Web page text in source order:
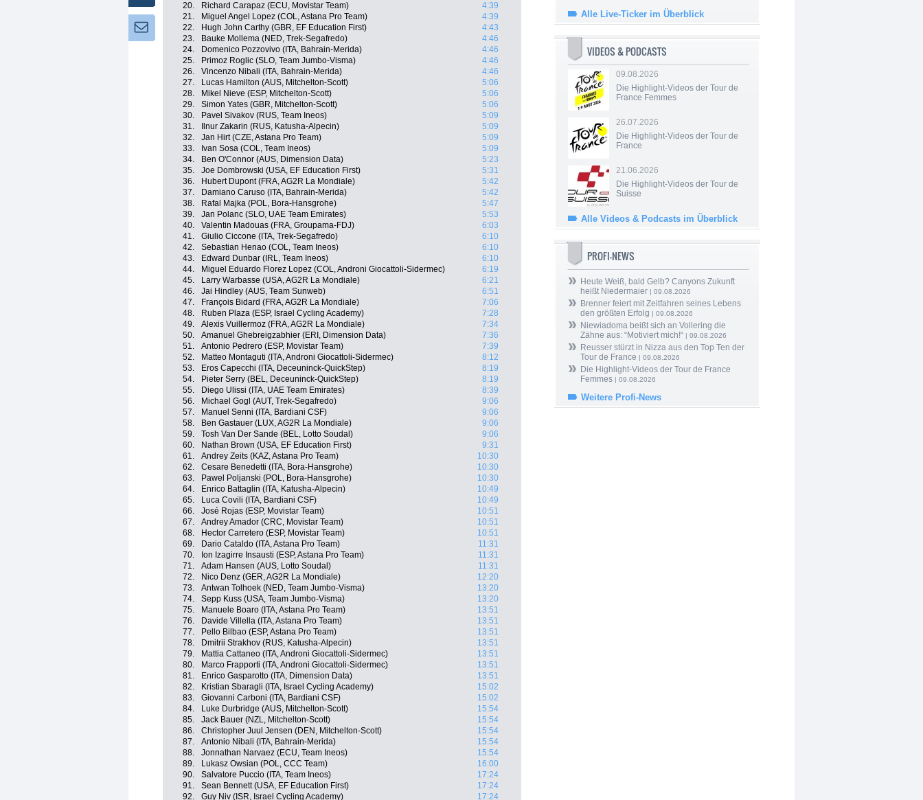
20.
Richard Carapaz (ECU, Movistar Team)
4:39
21.
Miguel Angel Lopez (COL, Astana Pro Team)
4:39
22.
Hugh John Carthy (GBR, EF Education First)
4:43
23.
Bauke Mollema (NED, Trek-Segafredo)
4:46
24.
Domenico Pozzovivo (ITA, Bahrain-Merida)
4:46
25.
Primoz Roglic (SLO, Team Jumbo-Visma)
4:46
26.
Vincenzo Nibali (ITA, Bahrain-Merida)
4:46
27.
Lucas Hamilton (AUS, Mitchelton-Scott)
5:06
28.
Mikel Nieve (ESP, Mitchelton-Scott)
5:06
29.
Simon Yates (GBR, Mitchelton-Scott)
5:06
30.
Pavel Sivakov (RUS, Team Ineos)
5:09
31.
Ilnur Zakarin (RUS, Katusha-Alpecin)
5:09
32.
Jan Hirt (CZE, Astana Pro Team)
5:09
33.
Ivan Sosa (COL, Team Ineos)
5:09
34.
Ben O'Connor (AUS, Dimension Data)
5:23
35.
Joe Dombrowski (USA, EF Education First)
5:31
36.
Hubert Dupont (FRA, AG2R La Mondiale)
5:42
37.
Damiano Caruso (ITA, Bahrain-Merida)
5:42
38.
Rafal Majka (POL, Bora-Hansgrohe)
5:47
39.
Jan Polanc (SLO, UAE Team Emirates)
5:53
40.
Valentin Madouas (FRA, Groupama-FDJ)
6:03
41.
Giulio Ciccone (ITA, Trek-Segafredo)
6:10
42.
Sebastian Henao (COL, Team Ineos)
6:10
43.
Edward Dunbar (IRL, Team Ineos)
6:10
44.
Miguel Eduardo Florez Lopez (COL, Androni Giocattoli-Sidermec)
6:19
45.
Larry Warbasse (USA, AG2R La Mondiale)
6:21
46.
Jai Hindley (AUS, Team Sunweb)
6:51
47.
François Bidard (FRA, AG2R La Mondiale)
7:06
48.
Ruben Plaza (ESP, Israel Cycling Academy)
7:28
49.
Alexis Vuillermoz (FRA, AG2R La Mondiale)
7:34
50.
Amanuel Ghebreigzabhier (ERI, Dimension Data)
7:36
51.
Antonio Pedrero (ESP, Movistar Team)
7:39
52.
Matteo Montaguti (ITA, Androni Giocattoli-Sidermec)
8:12
53.
Eros Capecchi (ITA, Deceuninck-QuickStep)
8:19
54.
Pieter Serry (BEL, Deceuninck-QuickStep)
8:19
55.
Diego Ulissi (ITA, UAE Team Emirates)
8:39
56.
Michael Gogl (AUT, Trek-Segafredo)
9:06
57.
Manuel Senni (ITA, Bardiani CSF)
9:06
58.
Ben Gastauer (LUX, AG2R La Mondiale)
9:06
59.
Tosh Van Der Sande (BEL, Lotto Soudal)
9:06
60.
Nathan Brown (USA, EF Education First)
9:31
61.
Andrey Zeits (KAZ, Astana Pro Team)
10:30
62.
Cesare Benedetti (ITA, Bora-Hansgrohe)
10:30
63.
Pawel Poljanski (POL, Bora-Hansgrohe)
10:30
64.
Enrico Battaglin (ITA, Katusha-Alpecin)
10:49
65.
Luca Covili (ITA, Bardiani CSF)
10:49
66.
José Rojas (ESP, Movistar Team)
10:51
67.
Andrey Amador (CRC, Movistar Team)
10:51
68.
Hector Carretero (ESP, Movistar Team)
10:51
69.
Dario Cataldo (ITA, Astana Pro Team)
11:31
70.
Ion Izagirre Insausti (ESP, Astana Pro Team)
11:31
71.
Adam Hansen (AUS, Lotto Soudal)
11:31
72.
Nico Denz (GER, AG2R La Mondiale)
12:20
73.
Antwan Tolhoek (NED, Team Jumbo-Visma)
13:20
74.
Sepp Kuss (USA, Team Jumbo-Visma)
13:20
75.
Manuele Boaro (ITA, Astana Pro Team)
13:51
76.
Davide Villella (ITA, Astana Pro Team)
13:51
77.
Pello Bilbao (ESP, Astana Pro Team)
13:51
78.
Dmitrii Strakhov (RUS, Katusha-Alpecin)
13:51
79.
Mattia Cattaneo (ITA, Androni Giocattoli-Sidermec)
13:51
80.
Marco Frapporti (ITA, Androni Giocattoli-Sidermec)
13:51
81.
Enrico Gasparotto (ITA, Dimension Data)
13:51
82.
Kristian Sbaragli (ITA, Israel Cycling Academy)
15:02
83.
Giovanni Carboni (ITA, Bardiani CSF)
15:02
84.
Luke Durbridge (AUS, Mitchelton-Scott)
15:54
85.
Jack Bauer (NZL, Mitchelton-Scott)
15:54
86.
Christopher Juul Jensen (DEN, Mitchelton-Scott)
15:54
87.
Antonio Nibali (ITA, Bahrain-Merida)
15:54
88.
Jonnathan Narvaez (ECU, Team Ineos)
15:54
89.
Lukasz Owsian (POL, CCC Team)
16:00
90.
Salvatore Puccio (ITA, Team Ineos)
17:24
91.
Sean Bennett (USA, EF Education First)
17:24
92.
Guy Niv (ISR, Israel Cycling Academy)
17:24
Alle Live-Ticker im Überblick
VIDEOS & PODCASTS
09.08.2026
Die Highlight-Videos der Tour de
France Femmes
26.07.2026
Die Highlight-Videos der Tour de
France
21.06.2026
Die Highlight-Videos der Tour de
Suisse
Alle Videos & Podcasts im Überblick
PROFI-NEWS
Heute Weiß, bald Gelb? Canyons Zukunft
heißt Niedermaier | 09.08.2026
Brenner feiert mit Zeitfahren seines Lebens
den größten Erfolg | 09.08.2026
Niewiadoma beißt sich an Vollering die
Zähne aus: “Motiviert mich!“ | 09.08.2026
Reusser stürzt in Nizza aus den Top Ten der
Tour de France | 09.08.2026
Die Highlight-Videos der Tour de France
Femmes | 09.08.2026
Weitere Profi-News
Newsletter: